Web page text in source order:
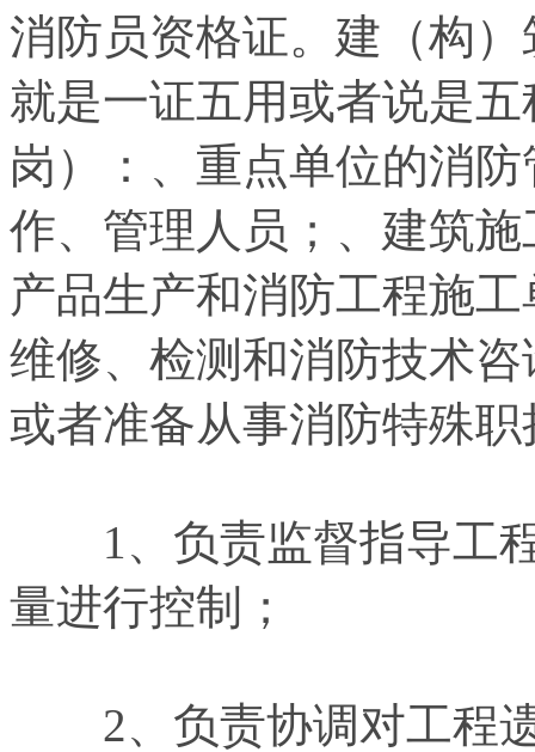
消防员资格证。建（构
就是一证五用或者说是
岗）：、重点单位的消
作、管理人员；、建筑
产品生产和消防工程施
维修、检测和消防技术
或者准备从事消防特殊
1、负责监督指导工程
量进行控制；
2、负责协调对工程遗